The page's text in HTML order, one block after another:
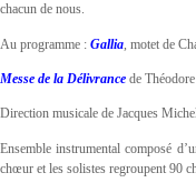
chacun de nous.
Au programme : Gallia , motet de
Messe de la Délivrance de
Direction musicale de Jacques
Ensemble instrumental composé
chœur et les solistes regroupent 90